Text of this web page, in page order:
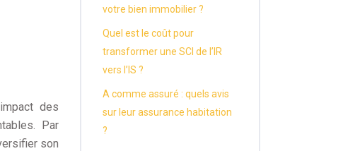
des
Par
son
votre bien immobilier ?
Quel est le coût pour
transformer une SCI de l’IR
vers l’IS ?
A comme assuré : quels avis
sur leur assurance habitation
?